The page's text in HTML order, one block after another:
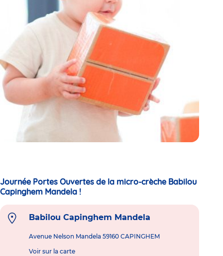
Journée Portes Ouvertes de la micro-crèche Babilou
Capinghem Mandela !
Babilou Capinghem Mandela
Avenue Nelson Mandela 59160 CAPINGHEM
Voir sur la carte